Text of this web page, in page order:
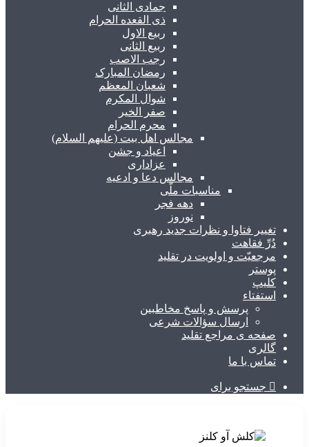
جمادی الثانی
ذی القعده الحرام
ربیع الاول
ربیع الثانی
رجب الاصب
رمضان المبارک
شعبان المعظم
شوال المکرم
صفر الخیر
محرم الحرام
مجالس اهل بیت (علیهم السلام)
اعیاد و جشن
عزاداری
مجالس دعا و ادعیه
مناسبات ملّی
دهه فجر
نوروز
تغییر فتاوا و نظرات جدید رهبری
دُرِّ فقاهت
مرجعیّت و اولویت در تقلید
پوستر
کلیپ
استفتاء
پرسش و پاسخ مخاطبین
ارسال سؤالات شرعی
صفحه ی مراجع تقلید
گالری
تماس با ما
جستجو برای